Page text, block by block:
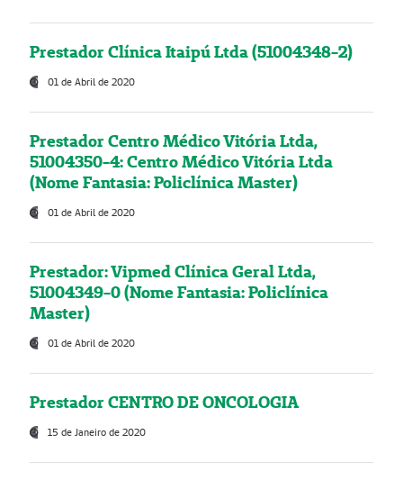
Prestador Clínica Itaipú Ltda (51004348-2)
01 de Abril de 2020
Prestador Centro Médico Vitória Ltda,
51004350-4: Centro Médico Vitória Ltda
(Nome Fantasia: Policlínica Master)
01 de Abril de 2020
Prestador: Vipmed Clínica Geral Ltda,
51004349-0 (Nome Fantasia: Policlínica
Master)
01 de Abril de 2020
Prestador CENTRO DE ONCOLOGIA
15 de Janeiro de 2020